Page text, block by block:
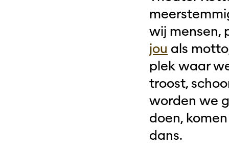
wij mensen,
jou als
plek waar
troost,
worden we
doen,
dans.